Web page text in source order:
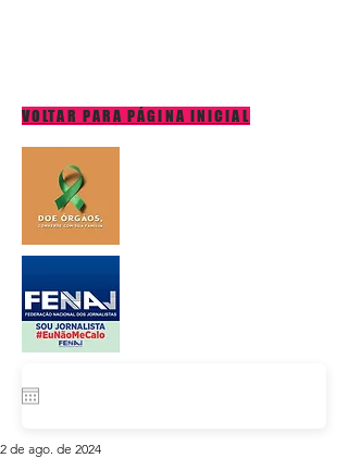
VOLTAR PARA PÁGINA INICIAL
2 de ago. de 2024